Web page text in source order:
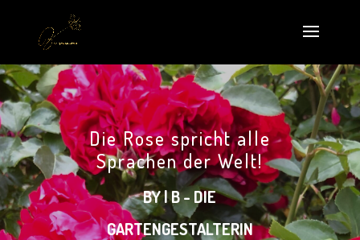
Die Rose spricht alle
Sprachen der Welt!
BY | B - DIE
GARTENGESTALTERIN